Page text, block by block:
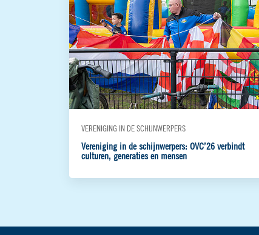
VERENIGING IN DE SCHIJNWERPERS
Vereniging in de schijnwerpers: OVC’26 verbindt
culturen, generaties en mensen